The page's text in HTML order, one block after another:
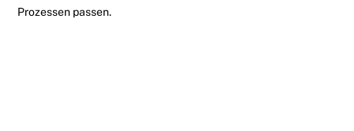
Prozessen passen.